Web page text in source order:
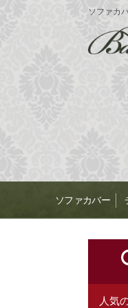
ソファカ
ソファカバー
人気